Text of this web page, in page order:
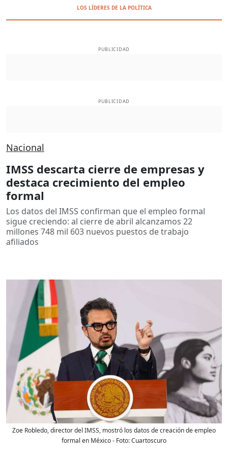
LOS LÍDERES DE LA POLÍTICA
PUBLICIDAD
PUBLICIDAD
Nacional
IMSS descarta cierre de empresas y
destaca crecimiento del empleo
formal
Los datos del IMSS confirman que el empleo formal
sigue creciendo: al cierre de abril alcanzamos 22
millones 748 mil 603 nuevos puestos de trabajo
afiliados
Zoe Robledo, director del IMSS, mostró los datos de creación de empleo
formal en México- Foto:Cuartoscuro